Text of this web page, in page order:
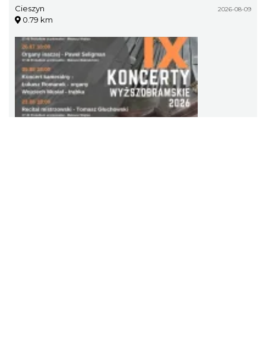
Cieszyn 2026-08-09
0.79 km